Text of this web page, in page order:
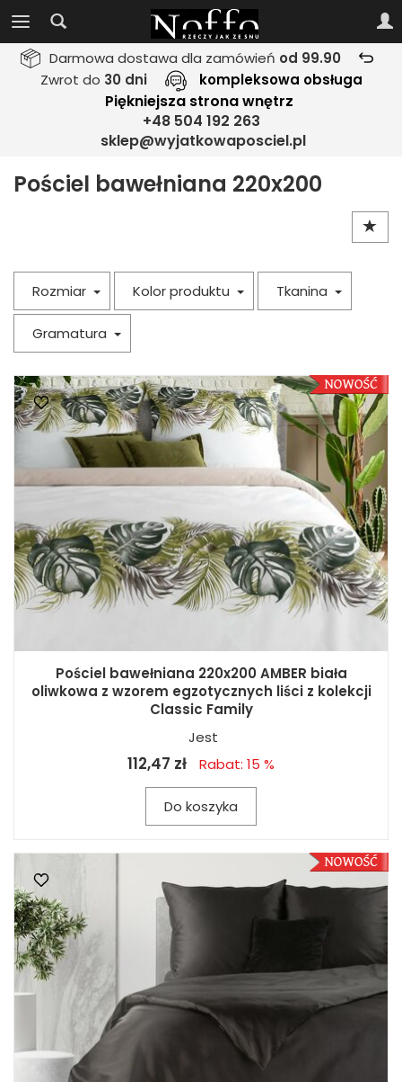
Darmowa dostawa dla zamówień od 99.90
Zwrot do 30 dni kompleksowa obsługa
Piękniejsza strona wnętrz
+48 504 192 263
sklep@wyjatkowaposciel.pl
Pościel bawełniana 220x200
Rozmiar Kolor produktu Tkanina
Gramatura
Pościel bawełniana 220x200 AMBER biała
oliwkowa z wzorem egzotycznych liści z kolekcji
Classic Family
Jest
112,47 zł Rabat: 15 %
Do koszyka